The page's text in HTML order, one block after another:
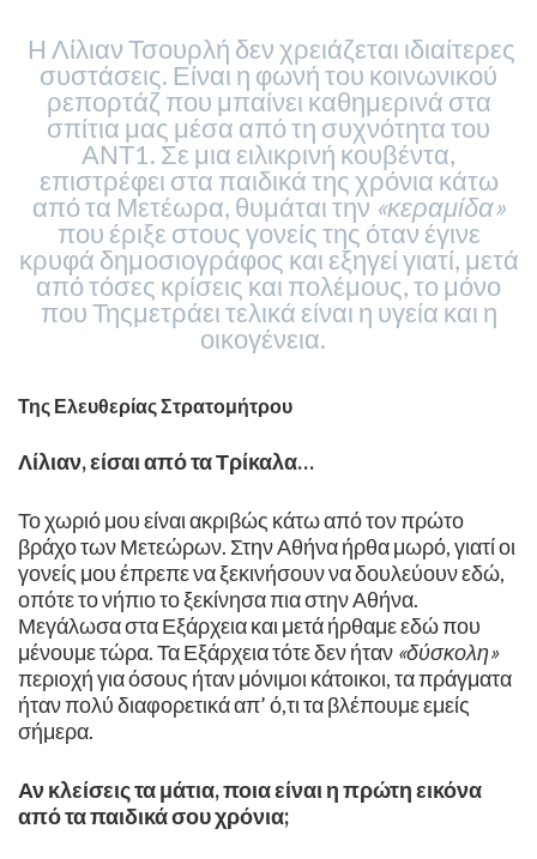
​Η Λίλιαν Τσουρλή δεν χρειάζεται ιδιαίτερες
συστάσεις. Είναι η φωνή του κοινωνικού
ρεπορτάζ που μπαίνει καθημερινά στα
σπίτια μας μέσα από τη συχνότητα του
ΑΝΤ1. Σε μια ειλικρινή κουβέντα,
επιστρέφει στα παιδικά της χρόνια κάτω
από τα Μετέωρα, θυμάται την«κεραμίδα»
που έριξε στους γονείς της όταν έγινε
κρυφά δημοσιογράφος και εξηγεί γιατί, μετά
από τόσες κρίσεις και πολέμους, το μόνο
που Τηςμετράει τελικά είναι η υγεία και η
οικογένεια. ​
Της Ελευθερίας Στρατομήτρου
​Λίλιαν, είσαι από τα Τρίκαλα…
Το χωριό μου είναι ακριβώς κάτω από τον πρώτο
βράχο των Μετεώρων. Στην Αθήνα ήρθα μωρό, γιατί οι
γονείς μου έπρεπε να ξεκινήσουν να δουλεύουν εδώ,
οπότε το νήπιο το ξεκίνησα πια στην Αθήνα.
Μεγάλωσα στα Εξάρχεια και μετά ήρθαμε εδώ που
μένουμε τώρα. Τα Εξάρχεια τότε δεν ήταν «δύσκολη»
περιοχή για όσους ήταν μόνιμοι κάτοικοι, τα πράγματα
ήταν πολύ διαφορετικά απ’ ό,τι τα βλέπουμε εμείς
σήμερα. ​
Αν κλείσεις τα μάτια, ποια είναι η πρώτη εικόνα
από τα παιδικά σου χρόνια;